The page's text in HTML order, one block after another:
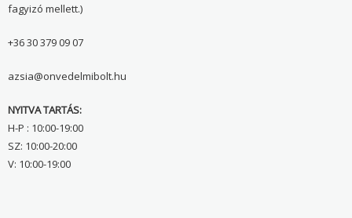
fagyizó mellett.)
+36 30 379 09 07
azsia@onvedelmibolt.hu
NYITVA TARTÁS:
H-P : 10:00-19:00
SZ: 10:00-20:00
V: 10:00-19:00